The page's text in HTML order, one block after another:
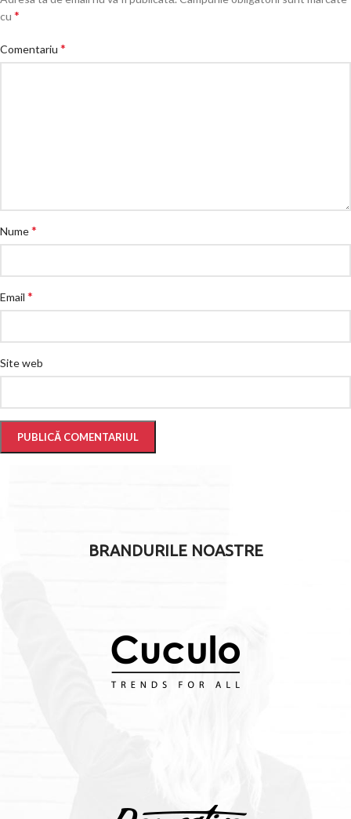
cu *
Comentariu *
Nume*
Email *
Site web
BRANDURILE NOASTRE